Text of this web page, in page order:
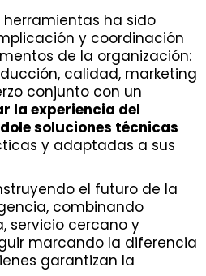
herramientas ha sido
y coordinación
de la organización:
calidad, marketing
conjunto con un
la experiencia del
soluciones técnicas
y adaptadas a sus
el futuro de la
combinando
servicio cercano y
marcando la diferencia
garantizan la